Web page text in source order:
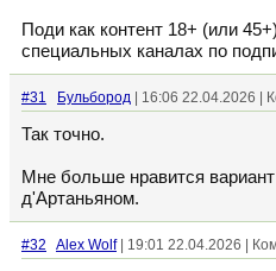
Поди как контент 18+ (или
специальных каналах по
#31 Бульбород | 16:06 22.04.2026 |
Так точно.
Мне больше нравится
д'Артаньяном.
#32 Alex Wolf| 19:01 22.04.2026 |